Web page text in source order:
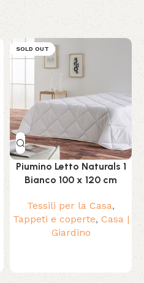
SOLD OUT
Piumino Letto Naturals 1
Bianco 100 x 120 cm
Tessili per la Casa,
Tappeti e coperte, Casa |
Giardino